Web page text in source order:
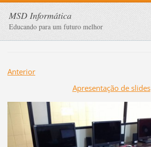
MSD Informática
Educando para um futuro melhor
Anterior
Apresentação de slides